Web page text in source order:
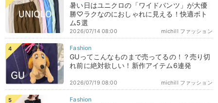
暑い日はユニクロの「ワイドパンツ」が大優
勝♡ラクなのにおしゃれに見える！快適ボト
ム5選
michill ファッション
2026/07/14 08:00
GUってこんなものまで売ってるの！？売り切
れ前に絶対欲しい！新作アイテム6連発
michill ファッション
2026/07/19 08:00